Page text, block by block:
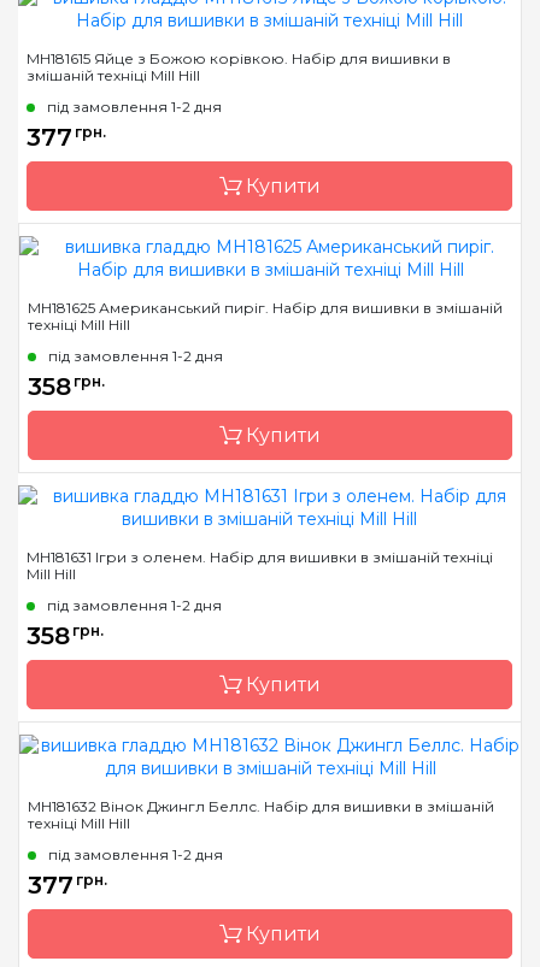
Країна виробник
Розмір
Канва
MH181615 Яйце з Божою корівкою. Набір для вишивки в
змішаній техніці Mill Hill
під замовлення 1-2 дня
377 грн.
Купити
Країна виробник
Розмір
Канва
MH181625 Американський пиріг. Набір для вишивки в змішаній
техніці Mill Hill
під замовлення 1-2 дня
358 грн.
Купити
Країна виробник
Розмір
Канва
MH181631 Ігри з оленем. Набір для вишивки в змішаній техніці
Mill Hill
під замовлення 1-2 дня
358 грн.
Купити
Країна виробник
Розмір
Канва
MH181632 Вінок Джингл Беллс. Набір для вишивки в змішаній
техніці Mill Hill
під замовлення 1-2 дня
377 грн.
Купити